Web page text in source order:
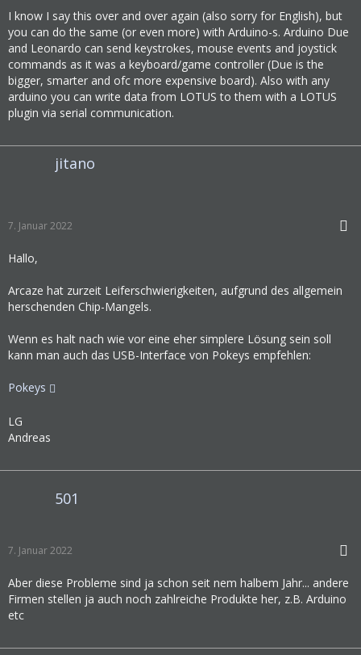
I know I say this over and over again (also sorry for English), but
you can do the same (or even more) with Arduino-s. Arduino Due
and Leonardo can send keystrokes, mouse events and joystick
commands as it was a keyboard/game controller (Due is the
bigger, smarter and ofc more expensive board). Also with any
arduino you can write data from LOTUS to them with a LOTUS
plugin via serial communication.
jitano
7. Januar 2022
Hallo,
Arcaze hat zurzeit Leiferschwierigkeiten, aufgrund des allgemein
herschenden Chip-Mangels.
Wenn es halt nach wie vor eine eher simplere Lösung sein soll
kann man auch das USB-Interface von Pokeys empfehlen:
Pokeys
LG
Andreas
501
7. Januar 2022
Aber diese Probleme sind ja schon seit nem halbem Jahr... andere
Firmen stellen ja auch noch zahlreiche Produkte her, z.B. Arduino
etc